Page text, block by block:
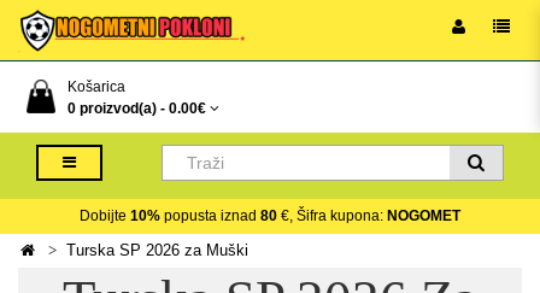
Košarica
0 proizvod(a) - 0.00€
Dobijte 10% popusta iznad 80 €, Šifra kupona: NOGOMET
Turska SP 2026 za Muški